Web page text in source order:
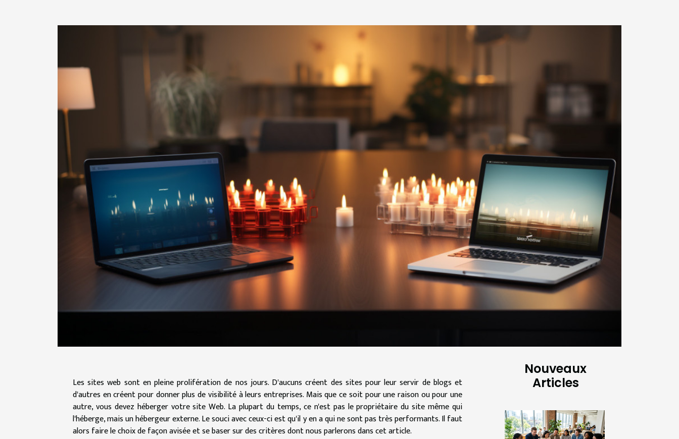
Les sites web sont en pleine prolifération de nos jours. D'aucuns créent des sites pour leur servir de blogs et
d'autres en créent pour donner plus de visibilité à leurs entreprises. Mais que ce soit pour une raison ou pour une
autre, vous devez héberger votre site Web. La plupart du temps, ce n'est pas le propriétaire du site même qui
l'héberge, mais un hébergeur externe. Le souci avec ceux-ci est qu'il y en a qui ne sont pas très performants. Il faut
alors faire le choix de façon avisée et se baser sur des critères dontnousparlerons dans cet article.
Nouveaux
Articles